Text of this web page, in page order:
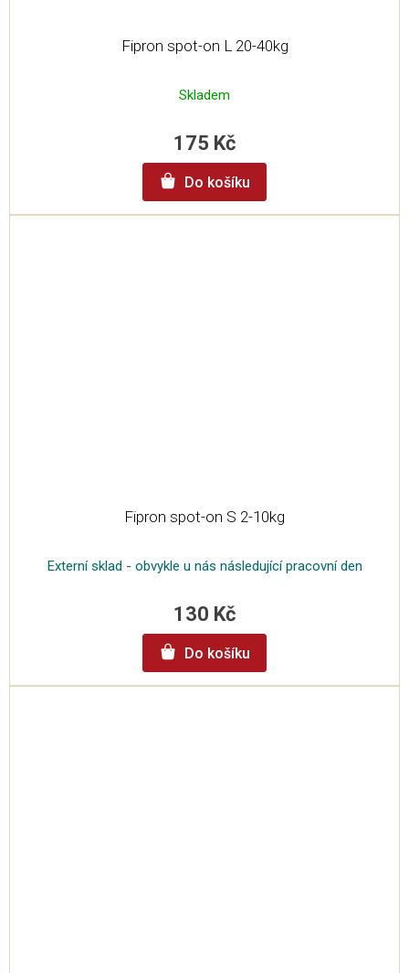
Fipron spot-on L 20-40kg
Skladem
175 Kč
Do košíku
Fipron spot-on S 2-10kg
Externí sklad - obvykle u nás následující pracovní den
130 Kč
Do košíku